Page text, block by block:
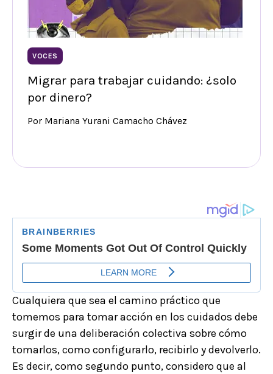
VOCES
Migrar para trabajar cuidando: ¿solo
por dinero?
Por Mariana Yurani Camacho Chávez
Cualquiera que sea el camino práctico que
tomemos para tomar acción en los cuidados debe
surgir de una deliberación colectiva sobre cómo
tomarlos, como configurarlo, recibirlo y devolverlo.
Es decir, como segundo punto, considero que al